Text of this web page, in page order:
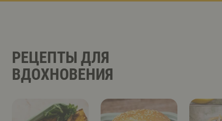
РЕЦЕПТЫ ДЛЯ
ВДОХНОВЕНИЯ